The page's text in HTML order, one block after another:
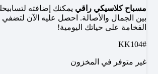
مسباح كلاسيكي راقي يمكنك إضافته
بين الجمال والأصالة. احصل عليه الآن
الفخامة على حياتك اليومية!
#KK104
غير متوفر في المخزون